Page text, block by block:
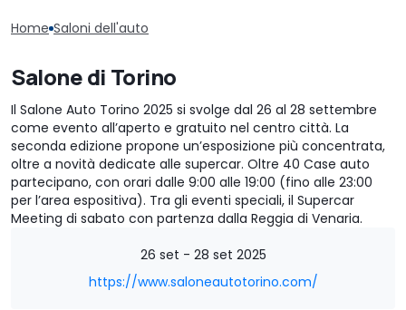
Home Saloni dell'auto
Salone di Torino
Il Salone Auto Torino 2025 si svolge dal 26 al 28 settembre
come evento all’aperto e gratuito nel centro città. La
seconda edizione propone un’esposizione più concentrata,
oltre a novità dedicate alle supercar. Oltre 40 Case auto
partecipano, con orari dalle 9:00 alle 19:00 (fino alle 23:00
per l’area espositiva). Tra gli eventi speciali, il Supercar
Meeting di sabato con partenza dalla Reggia di Venaria.
26 set - 28 set 2025
https://www.saloneautotorino.com/